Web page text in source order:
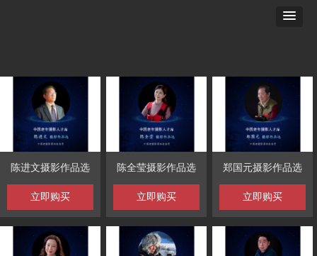
陈进文摄影作品选
立即购买
陈全莹摄影作品选
立即购买
郑国元摄影作品选
立即购买